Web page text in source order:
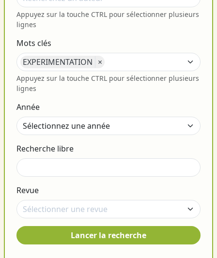
Appuyez sur la touche CTRL pour sélectionner plusieurs
lignes
Mots clés
EXPERIMENTATION ×
Appuyez sur la touche CTRL pour sélectionner plusieurs
lignes
Année
Recherche libre
Revue
Lancer la recherche